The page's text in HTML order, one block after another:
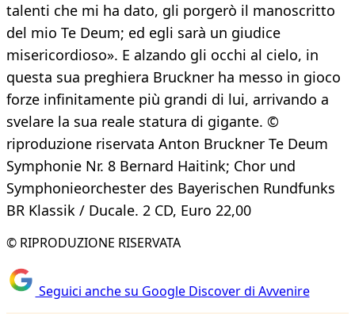
talenti che mi ha dato, gli porgerò il manoscritto
del mio Te Deum; ed egli sarà un giudice
misericordioso». E alzando gli occhi al cielo, in
questa sua preghiera Bruckner ha messo in gioco
forze infinitamente più grandi di lui, arrivando a
svelare la sua reale statura di gigante. ©
riproduzione riservata Anton Bruckner Te Deum
Symphonie Nr. 8 Bernard Haitink; Chor und
Symphonieorchester des Bayerischen Rundfunks
BR Klassik / Ducale. 2 CD, Euro 22,00
© RIPRODUZIONE RISERVATA
Seguici anche su Google Discover di Avvenire